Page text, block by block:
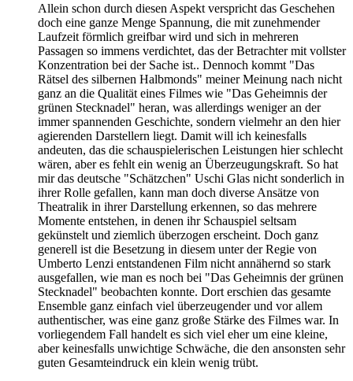
Allein schon durch diesen Aspekt verspricht das Geschehen
doch eine ganze Menge Spannung, die mit zunehmender
Laufzeit förmlich greifbar wird und sich in mehreren
Passagen so immens verdichtet, das der Betrachter mit vollster
Konzentration bei der Sache ist.. Dennoch kommt "Das
Rätsel des silbernen Halbmonds" meiner Meinung nach nicht
ganz an die Qualität eines Filmes wie "Das Geheimnis der
grünen Stecknadel" heran, was allerdings weniger an der
immer spannenden Geschichte, sondern vielmehr an den hier
agierenden Darstellern liegt. Damit will ich keinesfalls
andeuten, das die schauspielerischen Leistungen hier schlecht
wären, aber es fehlt ein wenig an Überzeugungskraft. So hat
mir das deutsche "Schätzchen" Uschi Glas nicht sonderlich in
ihrer Rolle gefallen, kann man doch diverse Ansätze von
Theatralik in ihrer Darstellung erkennen, so das mehrere
Momente entstehen, in denen ihr Schauspiel seltsam
gekünstelt und ziemlich überzogen erscheint. Doch ganz
generell ist die Besetzung in diesem unter der Regie von
Umberto Lenzi entstandenen Film nicht annähernd so stark
ausgefallen, wie man es noch bei "Das Geheimnis der grünen
Stecknadel" beobachten konnte. Dort erschien das gesamte
Ensemble ganz einfach viel überzeugender und vor allem
authentischer, was eine ganz große Stärke des Filmes war. In
vorliegendem Fall handelt es sich viel eher um eine kleine,
aber keinesfalls unwichtige Schwäche, die den ansonsten sehr
guten Gesamteindruck ein klein wenig trübt.